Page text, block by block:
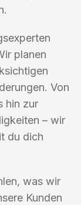
planen
Von
hin zur
– wir
du dich
was wir
Kunden